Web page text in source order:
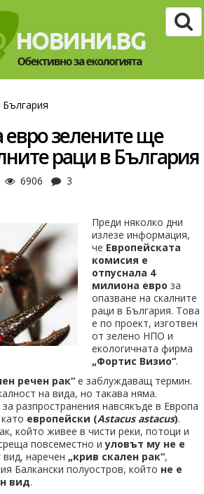
България
зелените ще
раци в България
6906 3
Преди няколко дни
излезе информация,
че Европейската
комисия е
отпуснала 4
милиона евро за
опазване на скалните
раци в България. Това
е по проект, изготвен
от зелено НПО и
екологичната фирма
„Фортис Визио“.
речен рак“ е заблуждаващ термин.
на вида, но такава няма.
разпространения навсякъде в Европа
европейски (Astacus astacus).
който живее в чисти реки, потоци и
повсеместно иуловът му не е
наречен „крив скален рак“,
Балкански полуостров, който не е
вид.